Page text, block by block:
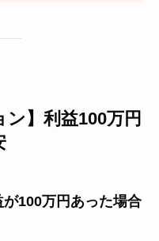
ン】利益100万円
100万円あった場合